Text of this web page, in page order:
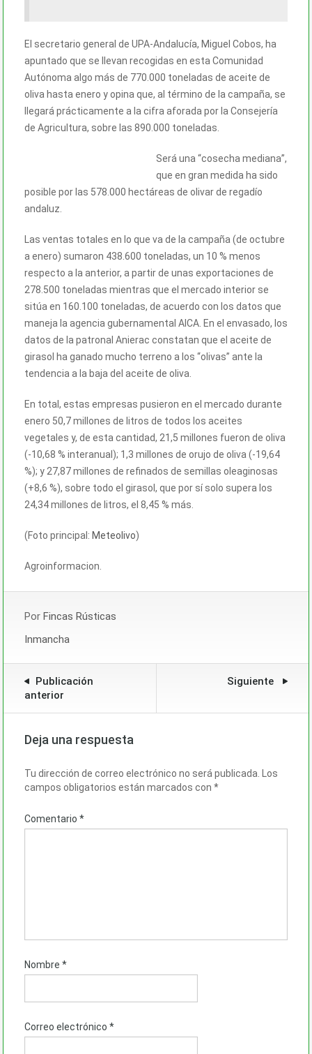
El secretario general de UPA-Andalucía, Miguel Cobos, ha
apuntado que se llevan recogidas en esta Comunidad
Autónoma algo más de 770.000 toneladas de aceite de
oliva hasta enero y opina que, al término de la campaña, se
llegará prácticamente a la cifra aforada por la Consejería
de Agricultura, sobre las 890.000 toneladas.
Será una “cosecha mediana”,
que en gran medida ha sido
posible por las 578.000 hectáreas de olivar de regadío
andaluz.
Las ventas totales en lo que va de la campaña (de octubre
a enero) sumaron 438.600 toneladas, un 10 % menos
respecto a la anterior, a partir de unas exportaciones de
278.500 toneladas mientras que el mercado interior se
sitúa en 160.100 toneladas, de acuerdo con los datos que
maneja la agencia gubernamental AICA. En el envasado, los
datos de la patronal Anierac constatan que el aceite de
girasol ha ganado mucho terreno a los “olivas” ante la
tendencia a la baja del aceite de oliva.
En total, estas empresas pusieron en el mercado durante
enero 50,7 millones de litros de todos los aceites
vegetales y, de esta cantidad, 21,5 millones fueron de oliva
(-10,68 % interanual); 1,3 millones de orujo de oliva (-19,64
%); y 27,87 millones de refinados de semillas oleaginosas
(+8,6 %), sobre todo el girasol, que por sí solo supera los
24,34 millones de litros, el 8,45 % más.
(Foto principal: Meteolivo)
Agroinformacion.
Por Fincas Rústicas
Inmancha
Publicación
anterior
Siguiente
Deja una respuesta
Tu dirección de correo electrónico no será publicada. Los
campos obligatorios están marcados con *
Comentario *
Nombre *
Correo electrónico *